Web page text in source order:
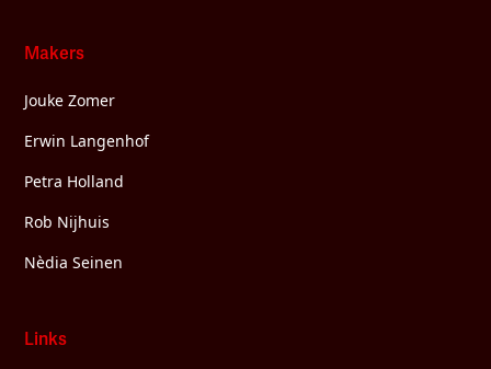
Makers
Jouke Zomer
Erwin Langenhof
Petra Holland
Rob Nijhuis
Nèdia Seinen
Links